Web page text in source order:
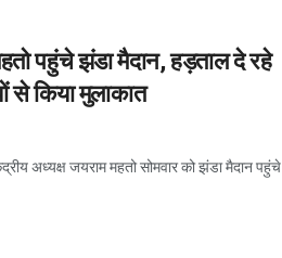
पहुंचे झंडा मैदान, हड़ताल दे रहे
से किया मुलाकात
अध्यक्ष जयराम महतो सोमवार को झंडा मैदान पहुंचे